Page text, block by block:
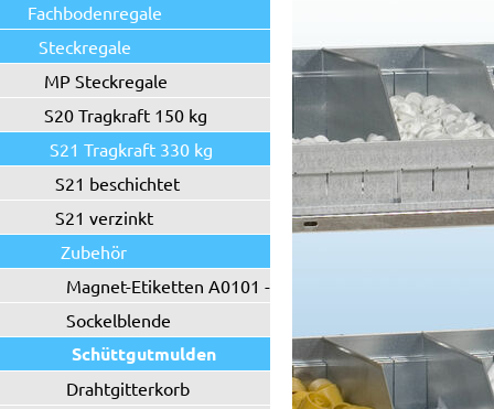
Fachbodenregale
Steckregale
MP Steckregale
S20 Tragkraft 150 kg
S21 Tragkraft 330 kg
S21 beschichtet
S21 verzinkt
Zubehör
Magnet-Etiketten A0101 - A0102
Sockelblende
Schüttgutmulden
Drahtgitterkorb